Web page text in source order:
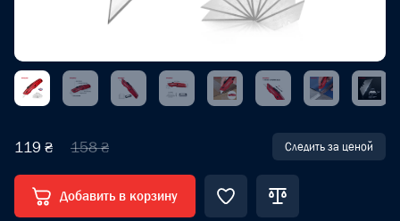
119 ₴ 158 ₴ Следить за ценой
Добавить в корзину